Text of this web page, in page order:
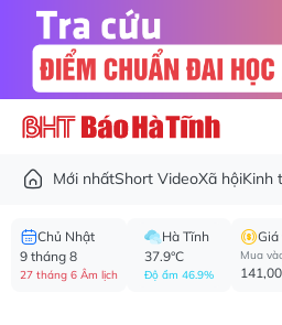
Mới nhấtShort VideoXã hộiKinh
Chủ Nhật
9 tháng 8
27 tháng 6 Âm lịch
Hà Tĩnh
37.9°C
Độ ẩm 46.9%
Giá
Mua